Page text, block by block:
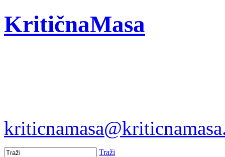
KritičnaMasa
Traži